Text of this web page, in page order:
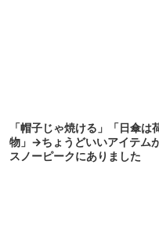
「帽子じゃ焼ける」「日傘は
物」→ちょうどいいアイテム
スノーピークにありました